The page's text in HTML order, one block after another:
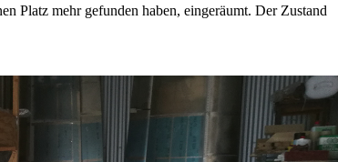
Platz mehr gefunden haben, eingeräumt. Der Zustand